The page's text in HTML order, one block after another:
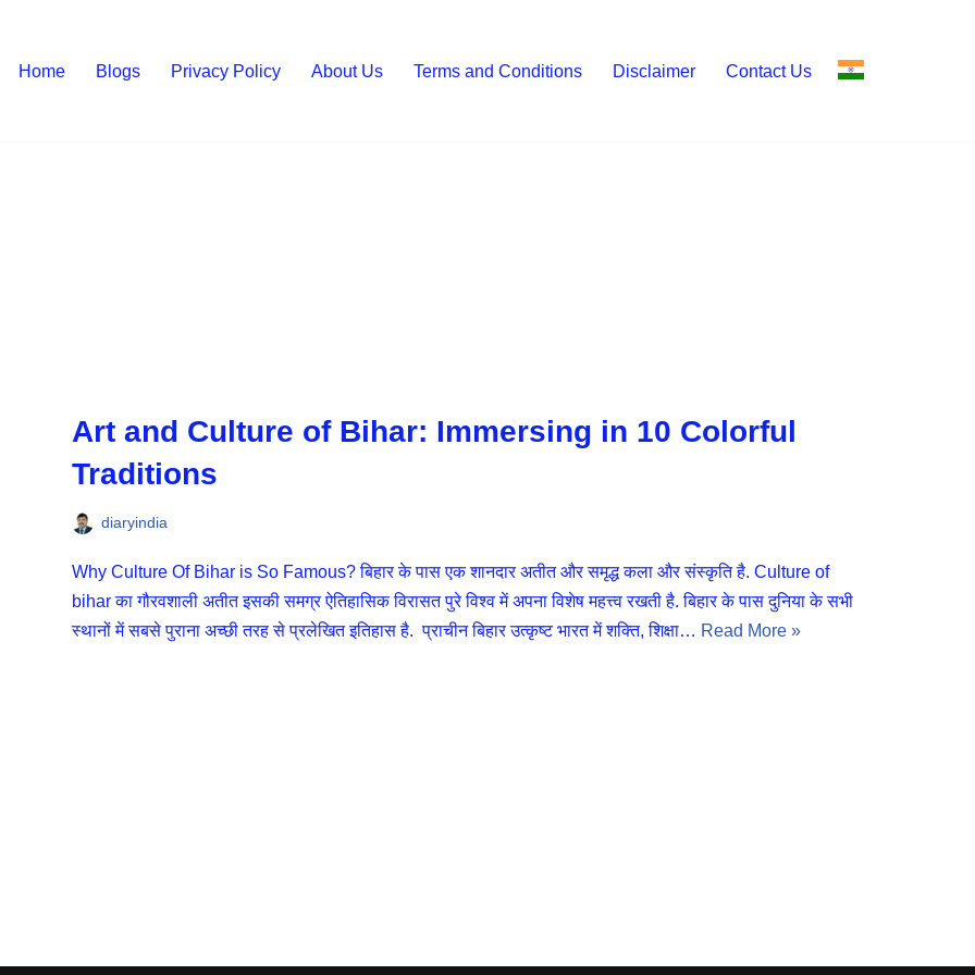
Home Blogs Privacy Policy About Us Terms and Conditions Disclaimer Contact Us
Art and Culture of Bihar: Immersing in 10 Colorful
Traditions
diaryindia
Why Culture Of Bihar is So Famous? बिहार के पास एक शानदार अतीत और समृद्ध कला और संस्कृति है. Culture of
bihar का गौरवशाली अतीत इसकी समग्र ऐतिहासिक विरासत पुरे विश्व में अपना विशेष महत्त्व रखती है. बिहार के पास दुनिया के सभी
स्थानों में सबसे पुराना अच्छी तरह से प्रलेखित इतिहास है. प्राचीन बिहार उत्कृष्ट भारत में शक्ति, शिक्षा… Read More »